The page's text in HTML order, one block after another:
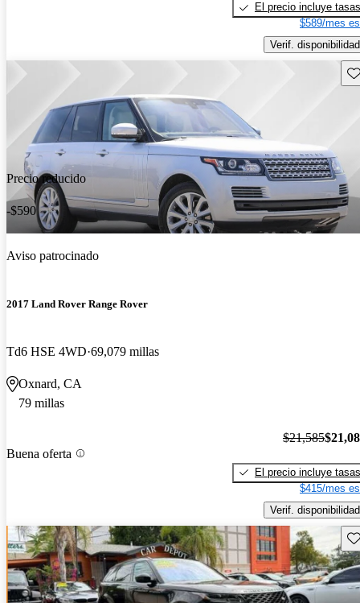
El precio incluye tasas
$589/mes
Verif. disponibilidad
Precio reducido
-$590
Aviso patrocinado
2017 Land Rover Range Rover
Td6 HSE 4WD 69,079 millas
Oxnard, CA
79 millas
Buena oferta
$21,585
El precio incluye tasas
$415/mes
Verif. disponibilidad